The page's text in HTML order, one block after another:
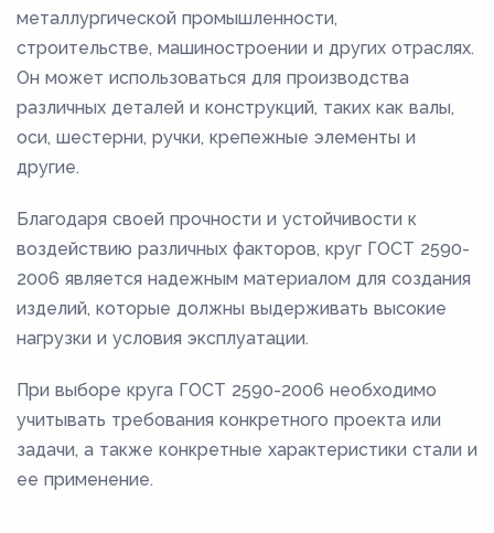
металлургической промышленности,
строительстве, машиностроении и других отраслях.
Он может использоваться для производства
различных деталей и конструкций, таких как валы,
оси, шестерни, ручки, крепежные элементы и
другие.
Благодаря своей прочности и устойчивости к
воздействию различных факторов, круг ГОСТ 2590-
2006 является надежным материалом для создания
изделий, которые должны выдерживать высокие
нагрузки и условия эксплуатации.
При выборе круга ГОСТ 2590-2006 необходимо
учитывать требования конкретного проекта или
задачи, а также конкретные характеристики стали и
ее применение.